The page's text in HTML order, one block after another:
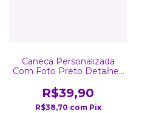
Caneca Personalizada
Com Foto Preto Detalhes
R$39,90
R$38,70 com Pix